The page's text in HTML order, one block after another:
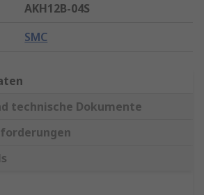
AKH12B-04S
SMC
technische Dokumente